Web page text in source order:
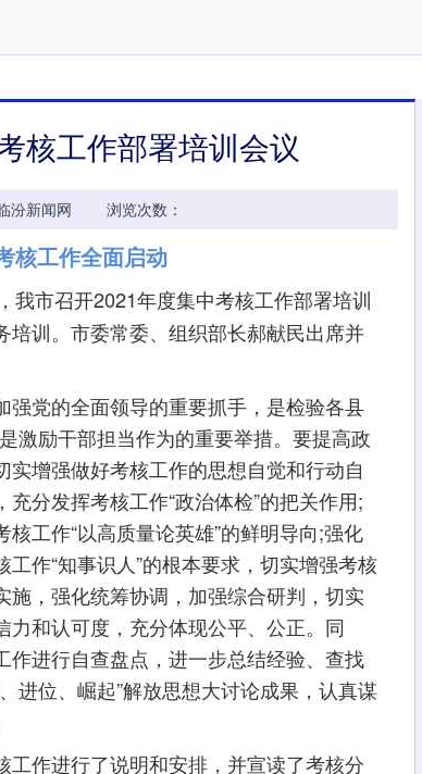
核工作部署培训会议
汾新闻网 浏览次数：
核工作全面启动
我市召开2021年度集中考核工作部署培训
训。市委常委、组织部长郝献民出席并
党的全面领导的重要抓手，是检验各县
激励干部担当作为的重要举措。要提高政
增强做好考核工作的思想自觉和行动自
分发挥考核工作“政治体检”的把关作用;
工作“以高质量论英雄”的鲜明导向;强化
作“知事识人”的根本要求，切实增强考核
，强化统筹协调，加强综合研判，切实
和认可度，充分体现公平、公正。同
进行自查盘点，进一步总结经验、查找
进位、崛起”解放思想大讨论成果，认真谋
作进行了说明和安排，并宣读了考核分